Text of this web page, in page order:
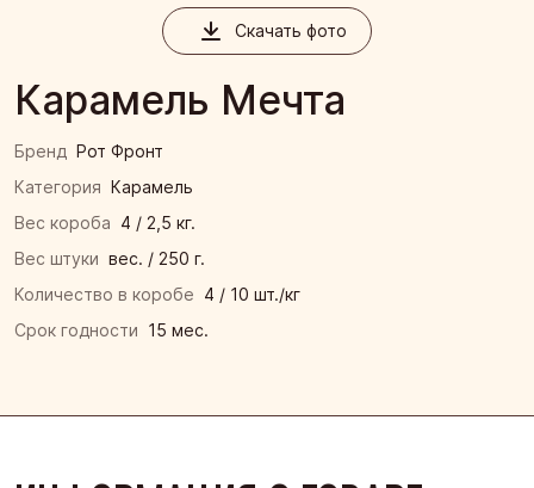
Скачать фото
Карамель Мечта
Бренд Рот Фронт
Категория Карамель
Вес короба 4 / 2,5 кг.
Вес штуки вес. / 250 г.
Количество в коробе 4 / 10 шт./кг
Срок годности 15 мес.